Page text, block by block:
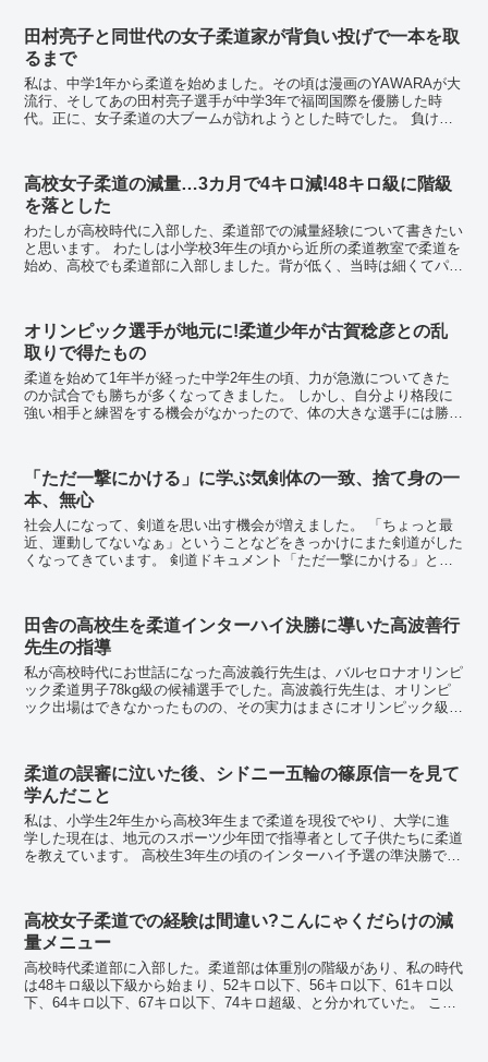
田村亮子と同世代の女子柔道家が背負い投げで一本を取
るまで
私は、中学1年から柔道を始めました。その頃は漫画のYAWARAが大
流行、そしてあの田村亮子選手が中学3年で福岡国際を優勝した時
代。正に、女子柔道の大ブームが訪れようとした時でした。 負け知
高校女子柔道の減量…3カ月で4キロ減!48キロ級に階級
を落とした
わたしが高校時代に入部した、柔道部での減量経験について書きたい
と思います。 わたしは小学校3年生の頃から近所の柔道教室で柔道を
始め、高校でも柔道部に入部しました。背が低く、当時は細くてパワ
オリンピック選手が地元に!柔道少年が古賀稔彦との乱
取りで得たもの
柔道を始めて1年半が経った中学2年生の頃、力が急激についてきた
のか試合でも勝ちが多くなってきました。 しかし、自分より格段に
強い相手と練習をする機会がなかったので、体の大きな選手には勝て
「ただ一撃にかける」に学ぶ気剣体の一致、捨て身の一
本、無心
社会人になって、剣道を思い出す機会が増えました。 「ちょっと最
近、運動してないなぁ」ということなどをきっかけにまた剣道がした
くなってきています。 剣道ドキュメント「ただ一撃にかける」との
田舎の高校生を柔道インターハイ決勝に導いた高波善行
先生の指導
私が高校時代にお世話になった高波義行先生は、バルセロナオリンピ
ック柔道男子78kg級の候補選手でした。高波義行先生は、オリンピ
ック出場はできなかったものの、その実力はまさにオリンピック級で
柔道の誤審に泣いた後、シドニー五輪の篠原信一を見て
学んだこと
私は、小学生2年生から高校3年生まで柔道を現役でやり、大学に進
学した現在は、地元のスポーツ少年団で指導者として子供たちに柔道
を教えています。 高校生3年生の頃のインターハイ予選の準決勝で負
高校女子柔道での経験は間違い?こんにゃくだらけの減
量メニュー
高校時代柔道部に入部した。柔道部は体重別の階級があり、私の時代
は48キロ級以下級から始まり、52キロ以下、56キロ以下、61キロ以
下、64キロ以下、67キロ以下、74キロ超級、と分かれていた。 この